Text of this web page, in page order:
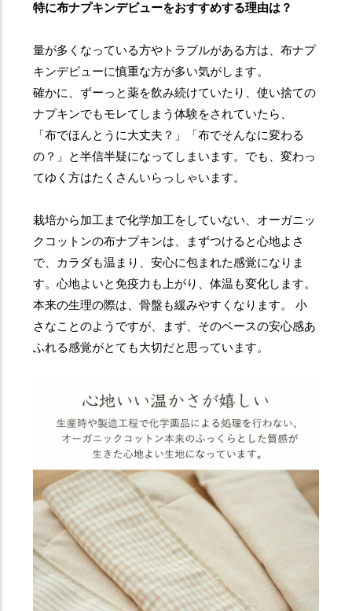
特に布ナプキンデビューをおすすめする理由は？
量が多くなっている方やトラブルがある方は、布ナプ
キンデビューに慎重な方が多い気がします。
確かに、ずーっと薬を飲み続けていたり、使い捨ての
ナプキンでもモレてしまう体験をされていたら、
「布でほんとうに大丈夫？」「布でそんなに変わる
の？」と半信半疑になってしまいます。でも、変わっ
てゆく方はたくさんいらっしゃいます。
栽培から加工まで化学加工をしていない、オーガニッ
クコットンの布ナプキンは、まずつけると心地よさ
で、カラダも温まり、安心に包まれた感覚になりま
す。心地よいと免疫力も上がり、体温も変化します。
本来の生理の際は、骨盤も緩みやすくなります。 小
さなことのようですが、まず、そのベースの安心感あ
ふれる感覚がとても大切だと思っています。